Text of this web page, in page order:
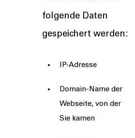
folgende Daten
gespeichert werden:
IP-Adresse
Domain-Name der
Webseite, von der
Sie kamen